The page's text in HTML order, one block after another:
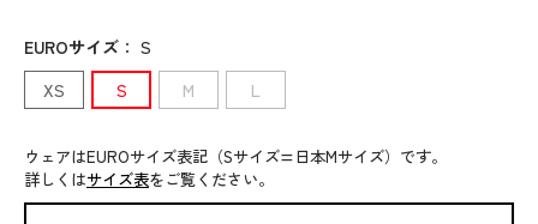
EUROサイズ ： S
XS
S M L
ウェアはEUROサイズ表記（Sサイズ=日本Mサイズ）です。
詳しくはサイズ表をご覧ください。